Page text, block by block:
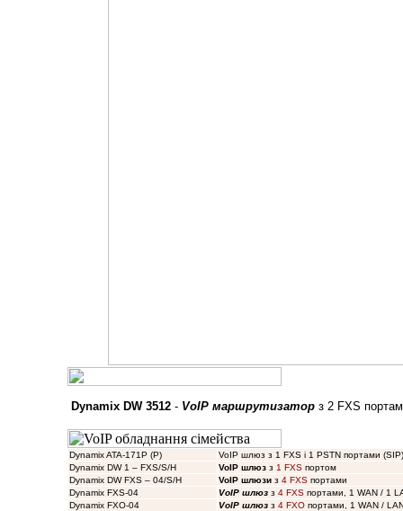
Dynamix DW 3512 - VoIP маршрутизатор з 2 FXS
Dynamix ATA-171P (P)
VoIP шлюз з 1 FXS і 1 PSTN портами (SIP)
Dynamix DW 1 – FXS/S/H
VoIP шлюз з 1 FXS портом
Dynamix DW FXS – 04/S/H
VoIP шлюзи з 4 FXS портами
Dynamix FXS-04
VoIP шлюз з 4 FXS портами, 1 WAN / 1
Dynamix FXO-04
VoIP шлюз з 4 FXO портами, 1 WAN /